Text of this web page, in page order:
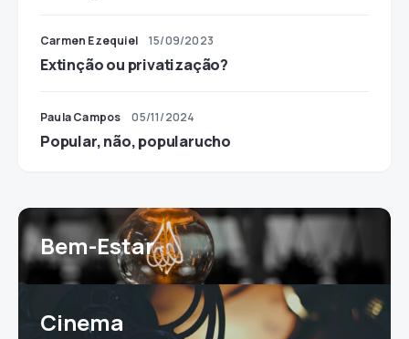
Carmen Ezequiel 15/09/2023
Extinção ou privatização?
Paula Campos 05/11/2024
Popular, não, popularucho
Bem-Estar
Cinema